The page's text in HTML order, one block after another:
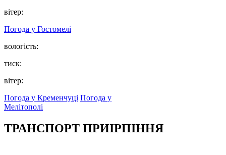
вітер:
Погода у Гостомелі
вологість:
тиск:
вітер:
Погода у Кременчуці Погода у
Мелітополі
ТРАНСПОРТ ПРИІРПІННЯ